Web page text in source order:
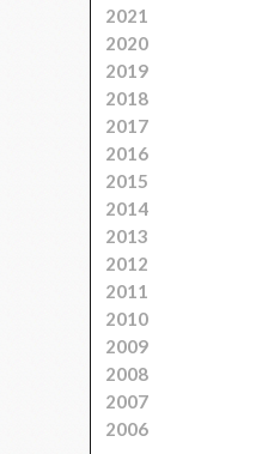
2021
2020
2019
2018
2017
2016
2015
2014
2013
2012
2011
2010
2009
2008
2007
2006